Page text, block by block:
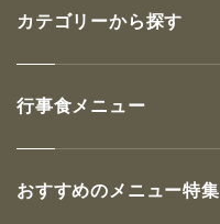
カテゴリーから探す
行事食メニュー
おすすめのメニュー特集